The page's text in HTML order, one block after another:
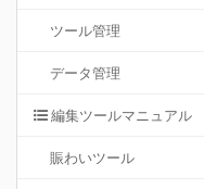
ツール管理
データ管理
編集ツールマニュアル
賑わいツール